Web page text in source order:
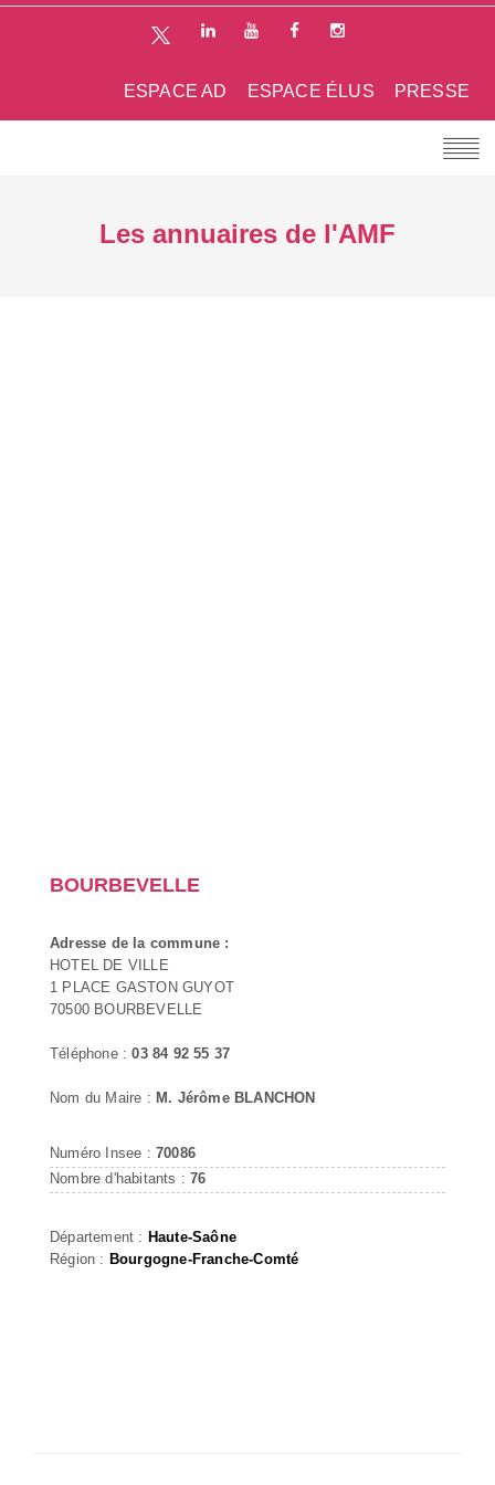
PRESSE
ESPACE ÉLUS
ESPACE AD
Les annuaires de l'AMF
BOURBEVELLE
Adresse de la commune :
HOTEL DE VILLE
1 PLACE GASTON GUYOT
70500 BOURBEVELLE
Téléphone :03 84 92 55 37
Nom du Maire : M. Jérôme BLANCHON
Numéro Insee : 70086
Nombre d'habitants :76
Département : Haute-Saône
Région : Bourgogne-Franche-Comté